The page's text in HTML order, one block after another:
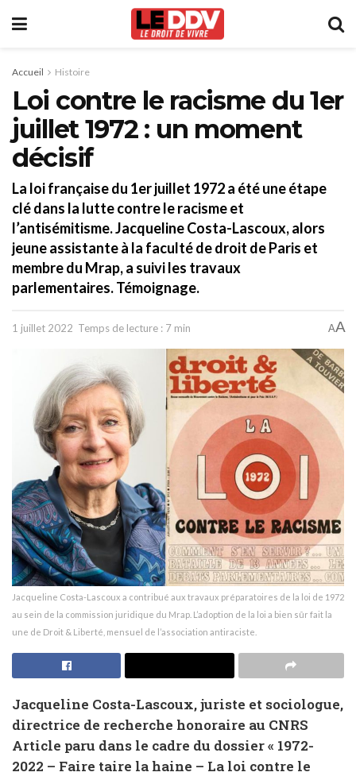
Accueil Histoire
Loi contre le racisme du 1er
juillet 1972 : un moment
décisif
La loi française du 1er juillet 1972 a été une étape
clé dans la lutte contre le racisme et
l’antisémitisme. Jacqueline Costa-Lascoux, alors
jeune assistante à la faculté de droit de Paris et
membre du Mrap, a suivi les travaux
parlementaires. Témoignage.
1 juillet 2022 Temps de lecture : 7 min AA
Jacqueline Costa-Lascoux a contribué aux travaux préparatoires de la loi de 1972
au sein de la commission juridique du Mrap. L’adoption de la loi a bien sûr fait la
une de Droit & Liberté, mensuel de l’association antiraciste.
Jacqueline Costa-Lascoux, juriste et sociologue,
directrice de recherche honoraire au CNRS
Article paru dans le cadre du dossier « 1972-
2022 – Faire taire la haine – La loi contre le